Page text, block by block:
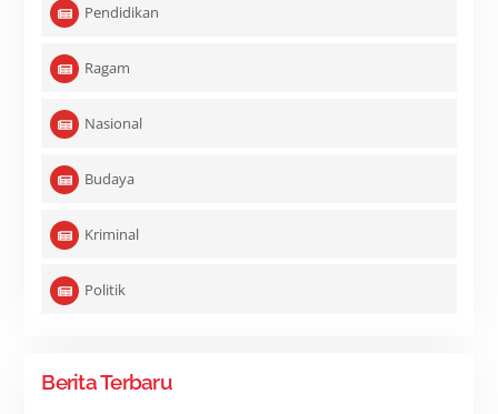
Pendidikan
Ragam
Nasional
Budaya
Kriminal
Politik
Berita Terbaru